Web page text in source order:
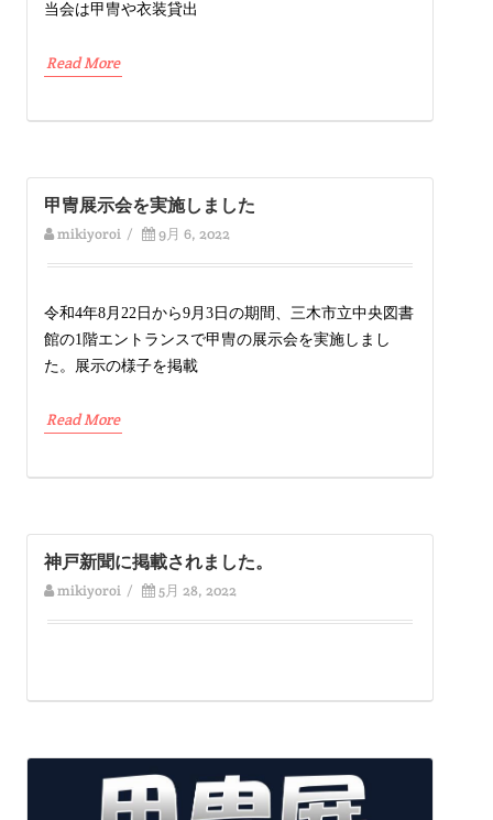
当会は甲冑や衣装貸出
Read More
甲冑展示会を実施しました
mikiyoroi / 9月 6, 2022
令和4年8月22日から9月3日の期間、三木市立中央図書
館の1階エントランスで甲冑の展示会を実施しまし
た。展示の様子を掲載
Read More
神戸新聞に掲載されました。
mikiyoroi / 5月 28, 2022